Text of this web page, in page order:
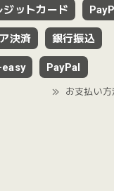
ジットカード
決済 銀行振込
easy PayPal
お支払い